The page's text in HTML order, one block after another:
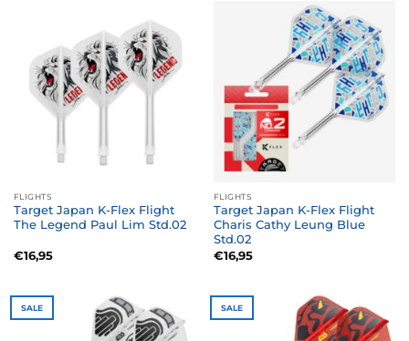
FLIGHTS
Target Japan K-Flex Flight
The Legend Paul Lim Std.02
€16,95
FLIGHTS
Target Japan K-Flex Flight
Charis Cathy Leung Blue
Std.02
€16,95
SALE SALE